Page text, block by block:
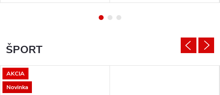
ŠPORT
AKCIA
Novinka